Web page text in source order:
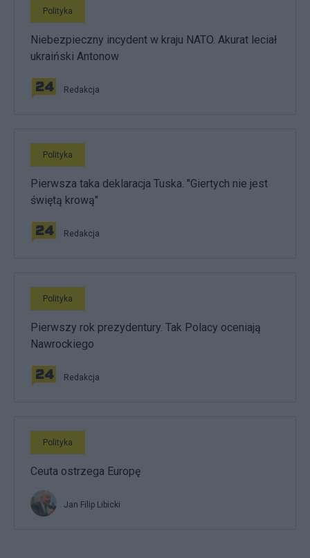
Polityka
Niebezpieczny incydent w kraju NATO. Akurat leciał
ukraiński Antonow
Redakcja
Polityka
Pierwsza taka deklaracja Tuska. "Giertych nie jest
świętą krową"
Redakcja
Polityka
Pierwszy rok prezydentury. Tak Polacy oceniają
Nawrockiego
Redakcja
Polityka
Ceuta ostrzega Europę
Jan Filip Libicki